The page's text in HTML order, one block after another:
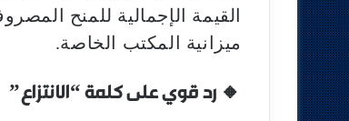
القيمة الإجمالية للمنح
ميزانية المكتب الخاصة.
🔸 رد قوي على كلمة “الانتزاع”